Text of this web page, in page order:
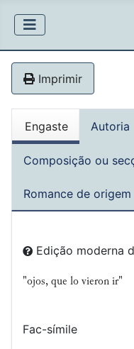
Imprimir
Engaste Autoria
Composição ou
Romance de origem
Edição moderna
"ojos, que lo vieron ir"
Fac-símile